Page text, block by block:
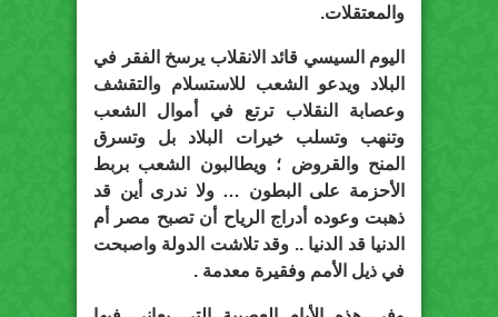
والمعتقلات.
اليوم السيسي قائد الانقلاب يرسخ الفقر في
البلاد ويدعو الشعب للاستسلام والتقشف
وعصابة النقلاب ترتع في أموال الشعب
وتنهب وتسلب خيرات البلاد بل وتسرق
المنح والقروض ؛ ويطالبون الشعب بربط
الأحزمة على البطون … ولا ندرى أين قد
ذهبت وعوده أدراج الرياح أن تصبح مصر أم
الدنيا قد الدنيا .. وقد تلاشت الدولة واصبحت
في ذيل الأمم وفقيرة معدمة .